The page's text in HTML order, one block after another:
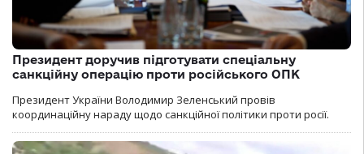
Президент доручив підготувати спеціальну
санкційну операцію проти російського ОПК
Президент України Володимир Зеленський провів
координаційну нараду щодо санкційної політики проти росії.